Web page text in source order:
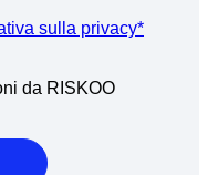
sulla privacy*
da RISKOO